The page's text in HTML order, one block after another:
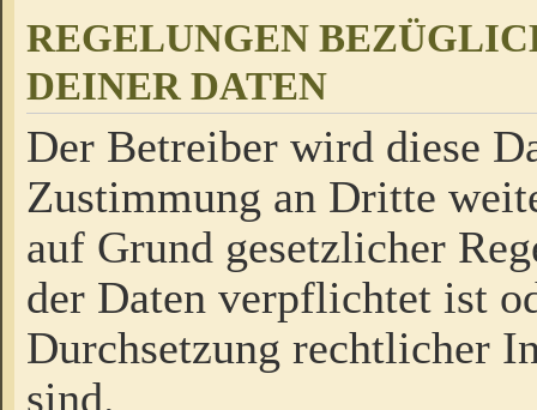
REGELUNGEN
DEINER DATEN
Der Betreiber wird diese
Zustimmung an Dritte
auf Grund gesetzlicher
der Daten verpflichtet ist
Durchsetzung rechtlicher
sind.